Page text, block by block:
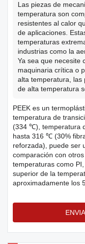
Las piezas de
temperatura son
resistentes al calor
de aplicaciones.
temperaturas
industrias como la
Ya sea que necesite
maquinaria crítica o
alta temperatura, las
de alta temperatura
PEEK es un
temperatura de
(334 ℃), temperatura
hasta 316 ℃ (30%
reforzada), puede ser
comparación con
temperaturas como
superior de la
aproximadamente los